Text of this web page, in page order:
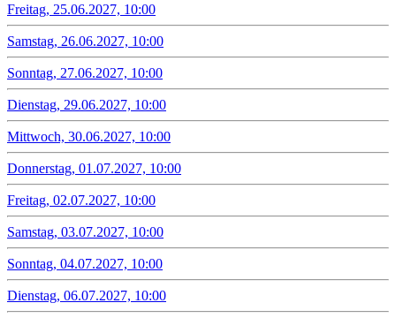
Freitag, 25.06.2027, 10:00
Samstag, 26.06.2027, 10:00
Sonntag, 27.06.2027, 10:00
Dienstag, 29.06.2027, 10:00
Mittwoch, 30.06.2027, 10:00
Donnerstag, 01.07.2027, 10:00
Freitag, 02.07.2027, 10:00
Samstag, 03.07.2027, 10:00
Sonntag, 04.07.2027, 10:00
Dienstag, 06.07.2027, 10:00